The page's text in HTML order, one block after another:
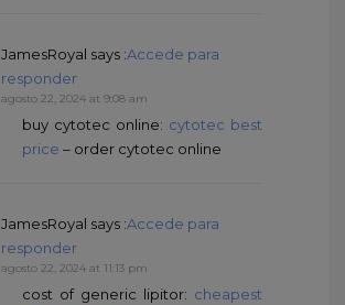
JamesRoyal says :Accede para
responder
agosto 22, 2024 at 9:08 am
buy cytotec online: cytotec best
price – order cytotec online
JamesRoyal says :Accede para
responder
agosto 22, 2024 at 11:13 pm
cost of generic lipitor: cheapest